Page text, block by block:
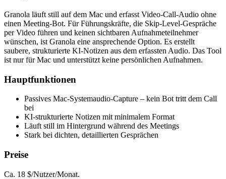
Granola läuft still auf dem Mac und erfasst Video-Call-Audio ohne
einen Meeting-Bot. Für Führungskräfte, die Skip-Level-Gespräche
per Video führen und keinen sichtbaren Aufnahmeteilnehmer
wünschen, ist Granola eine ansprechende Option. Es erstellt
saubere, strukturierte KI-Notizen aus dem erfassten Audio. Das Tool
ist nur für Mac und unterstützt keine persönlichen Aufnahmen.
Hauptfunktionen
Passives Mac-Systemaudio-Capture – kein Bot tritt dem Call
bei
KI-strukturierte Notizen mit minimalem Format
Läuft still im Hintergrund während des Meetings
Stark bei dichten, detaillierten Gesprächen
Preise
Ca. 18 $/Nutzer/Monat.